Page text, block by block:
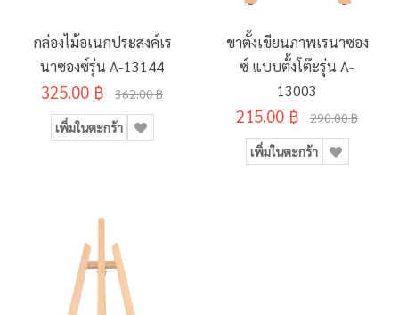
กล่องไม้อเนกประสงค์เร
นาซองซ์รุ่น A-13144
325.00 ฿ 362.00 ฿
เพิ่มในตะกร้า
ขาตั้งเขียนภาพเรนาซอง
ซ์ แบบตั้งโต๊ะรุ่น A-
13003
215.00 ฿ 290.00 ฿
เพิ่มในตะกร้า